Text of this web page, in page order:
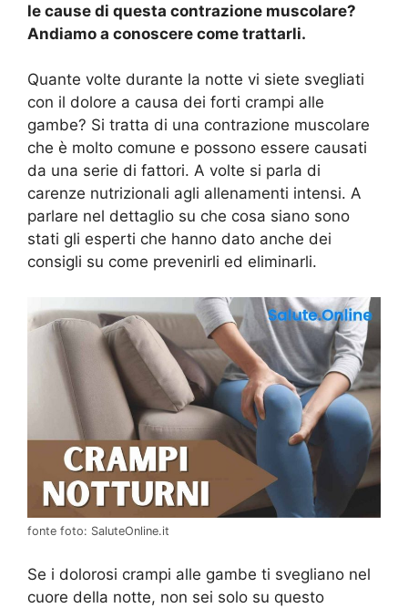
le cause di questa contrazione muscolare?
Andiamo a conoscere come trattarli.
Quante volte durante la notte vi siete svegliati
con il dolore a causa dei forti crampi alle
gambe? Si tratta di una contrazione muscolare
che è molto comune e possono essere causati
da una serie di fattori. A volte si parla di
carenze nutrizionali agli allenamenti intensi. A
parlare nel dettaglio su che cosa siano sono
stati gli esperti che hanno dato anche dei
consigli su come prevenirli ed eliminarli.
fonte foto: SaluteOnline.it
Se i dolorosi crampi alle gambe ti svegliano nel
cuore della notte, non sei solo su questo